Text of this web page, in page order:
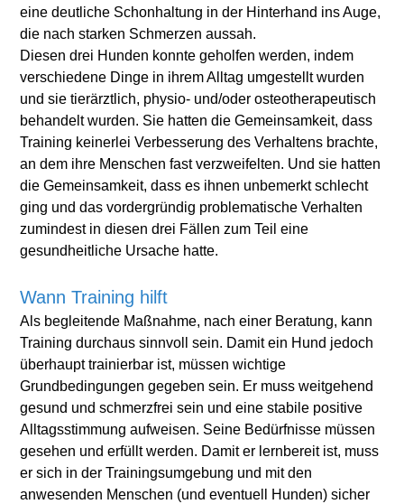
eine deutliche Schonhaltung in der Hinterhand ins Auge,
die nach starken Schmerzen aussah.
Diesen drei Hunden konnte geholfen werden, indem
verschiedene Dinge in ihrem Alltag umgestellt wurden
und sie tierärztlich, physio- und/oder osteotherapeutisch
behandelt wurden. Sie hatten die Gemeinsamkeit, dass
Training keinerlei Verbesserung des Verhaltens brachte,
an dem ihre Menschen fast verzweifelten. Und sie hatten
die Gemeinsamkeit, dass es ihnen unbemerkt schlecht
ging und das vordergründig problematische Verhalten
zumindest in diesen drei Fällen zum Teil eine
gesundheitliche Ursache hatte.
Wann Training hilft
Als begleitende Maßnahme, nach einer Beratung, kann
Training durchaus sinnvoll sein. Damit ein Hund jedoch
überhaupt trainierbar ist, müssen wichtige
Grundbedingungen gegeben sein. Er muss weitgehend
gesund und schmerzfrei sein und eine stabile positive
Alltagsstimmung aufweisen. Seine Bedürfnisse müssen
gesehen und erfüllt werden. Damit er lernbereit ist, muss
er sich in der Trainingsumgebung und mit den
anwesenden Menschen (und eventuell Hunden) sicher